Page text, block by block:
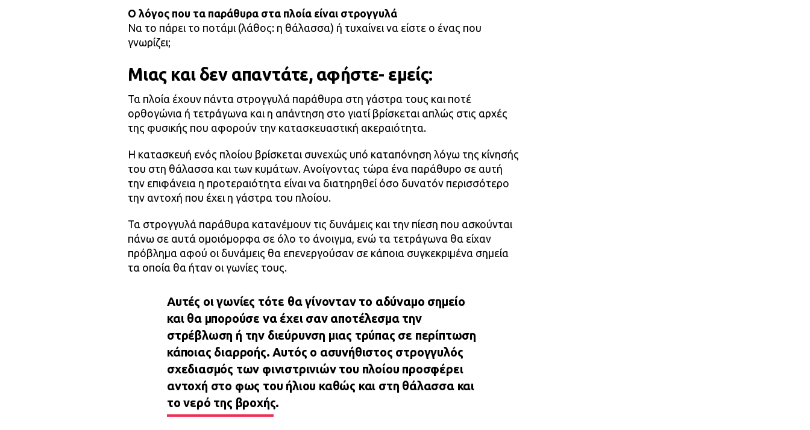
Ο λόγος που τα παράθυρα στα πλοία είναι στρογγυλά
Να το πάρει το ποτάμι (λάθος: η θάλασσα) ή τυχαίνει να είστε ο ένας που
γνωρίζει;
Μιας και δεν απαντάτε, αφήστε- εμείς:
Τα πλοία έχουν πάντα στρογγυλά παράθυρα στη γάστρα τους και ποτέ
ορθογώνια ή τετράγωνα και η απάντηση στο γιατί βρίσκεται απλώς στις αρχές
της φυσικής που αφορούν την κατασκευαστική ακεραιότητα.
Η κατασκευή ενός πλοίου βρίσκεται συνεχώς υπό καταπόνηση λόγω της κίνησής
του στη θάλασσα και των κυμάτων. Ανοίγοντας τώρα ένα παράθυρο σε αυτή
την επιφάνεια η προτεραιότητα είναι να διατηρηθεί όσο δυνατόν περισσότερο
την αντοχή που έχει η γάστρα του πλοίου.
Τα στρογγυλά παράθυρα κατανέμουν τις δυνάμεις και την πίεση που ασκούνται
πάνω σε αυτά ομοιόμορφα σε όλο το άνοιγμα, ενώ τα τετράγωνα θα είχαν
πρόβλημα αφού οι δυνάμεις θα επενεργούσαν σε κάποια συγκεκριμένα σημεία
τα οποία θα ήταν οι γωνίες τους.
Αυτές οι γωνίες τότε θα γίνονταν το αδύναμο σημείο
και θα μπορούσε να έχει σαν αποτέλεσμα την
στρέβλωση ή την διεύρυνση μιας τρύπας σε περίπτωση
κάποιας διαρροής. Αυτός ο ασυνήθιστος στρογγυλός
σχεδιασμός των φινιστρινιών του πλοίου προσφέρει
αντοχή στο φως του ήλιου καθώς και στη θάλασσα και
το νερό της βροχής.